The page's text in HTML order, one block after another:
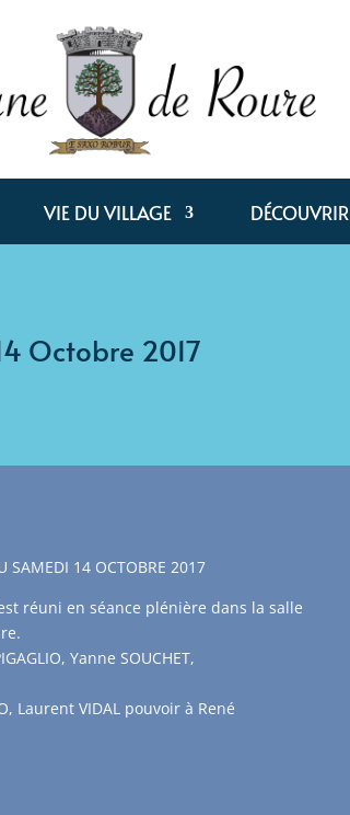
VIE DU VILLAGE DÉCOUVRIR
Octobre 2017
SAMEDI 14 OCTOBRE 2017
réuni en séance plénière dans la salle
Yanne SOUCHET,
Laurent VIDAL pouvoir à René